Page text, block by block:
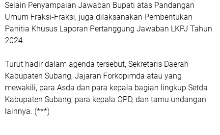
Selain Penyampaian Jawaban Bupati atas Pandangan
Umum Fraksi-Fraksi, juga dilaksanakan Pembentukan
Panitia Khusus Laporan Pertanggung Jawaban LKPJ Tahun
2024.
Turut hadir dalam agenda tersebut, Sekretaris Daerah
Kabupaten Subang, Jajaran Forkopimda atau yang
mewakili, para Asda dan para kepala bagian lingkup Setda
Kabupaten Subang, para kepala OPD, dan tamu undangan
lainnya. (***)